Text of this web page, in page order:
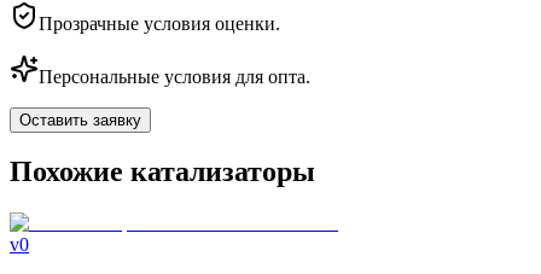
Прозрачные условия оценки.
Персональные условия для опта.
Оставить заявку
Похожие катализаторы
v0